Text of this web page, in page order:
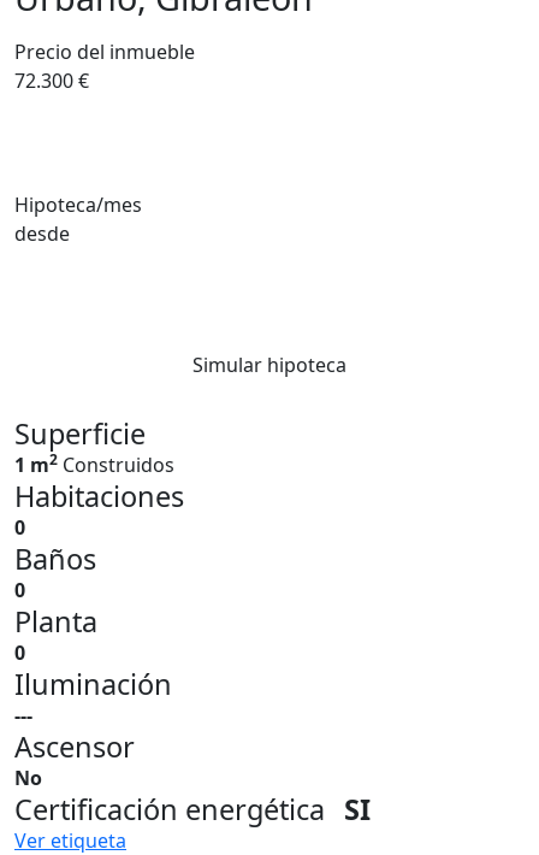
Precio del inmueble
72.300 €
Hipoteca/mes
desde
Simular hipoteca
Superficie
1 m2 Construidos
Habitaciones
0
Baños
0
Planta
0
Iluminación
---
Ascensor
No
Certificación energética SI
Ver etiqueta